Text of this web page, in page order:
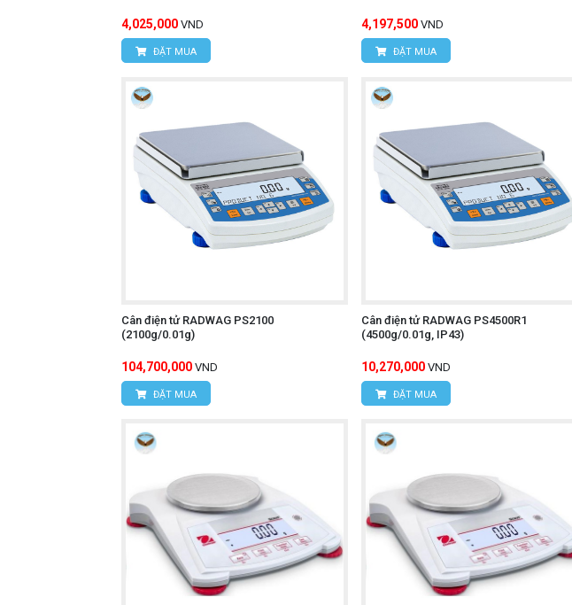
4,025,000 VND
ĐẶT MUA
4,197,500 VND
ĐẶT MUA
Cân điện tử RADWAG PS2100
(2100g/0.01g)
104,700,000 VND
ĐẶT MUA
Cân điện tử RADWAG PS4500R1
(4500g/0.01g, IP43)
10,270,000 VND
ĐẶT MUA